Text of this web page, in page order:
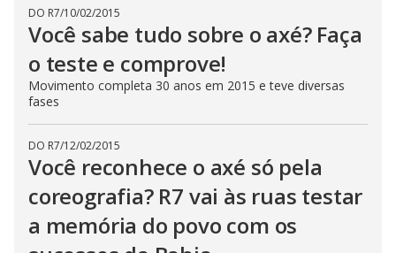
DO R7/10/02/2015
Você sabe tudo sobre o axé? Faça
o teste e comprove!
Movimento completa 30 anos em 2015 e teve diversas
fases
DO R7/12/02/2015
Você reconhece o axé só pela
coreografia? R7 vai às ruas testar
a memória do povo com os